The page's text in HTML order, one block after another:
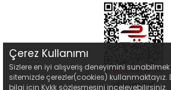
Çerez Kullanımı
Sizlere en iyi alışveriş deneyimini
sitemizde çerezler(cookies) kullanmaktayız.
bilgi için Kvkk sözleşmesini inceleyebilirsiniz.